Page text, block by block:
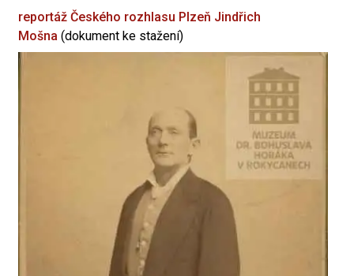
reportáž Českého rozhlasu Plzeň Jindřich
Mošna (dokument ke stažení)